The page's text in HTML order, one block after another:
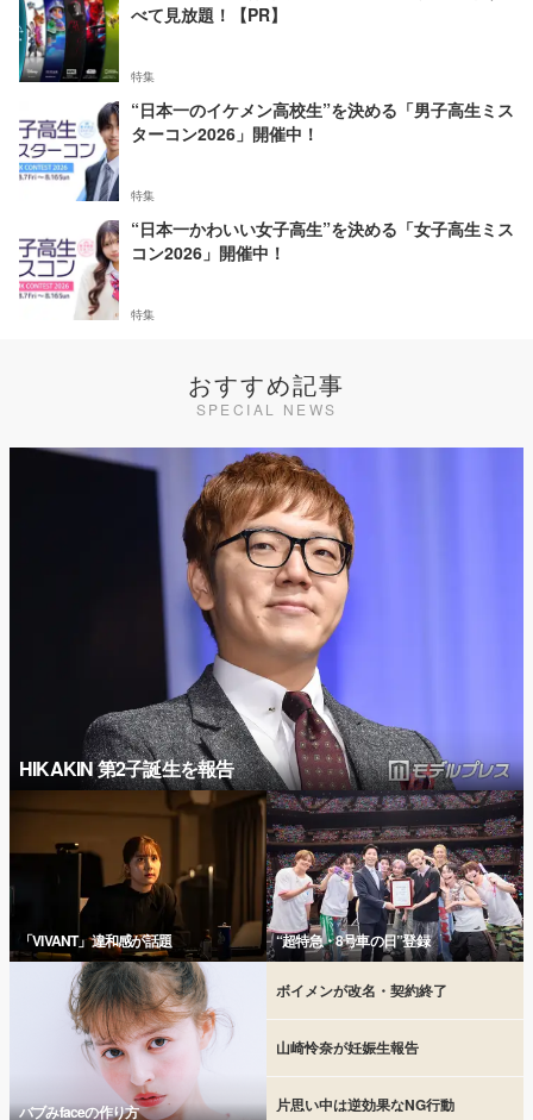
べて見放題！【PR】
特集
“日本一のイケメン高校生”を決める「男子高生ミス
ターコン2026」開催中！
特集
“日本一かわいい女子高生”を決める「女子高生ミス
コン2026」開催中！
特集
おすすめ記事
SPECIAL NEWS
HIKAKIN 第2子誕生を報告
「VIVANT」違和感が話題 “超特急・8号車の日”登録
バブみfaceの作り方
ボイメンが改名・契約終了
山崎怜奈が妊娠生報告
片思い中は逆効果なNG行動